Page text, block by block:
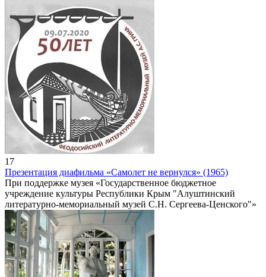
17
Презентация диафильма «Самолет не вернулся» (1965)
При поддержке музея «Государственное бюджетное
учреждение культуры Республики Крым "Алуштинский
литературно-мемориальный музей С.Н. Сергеева-Ценского"»